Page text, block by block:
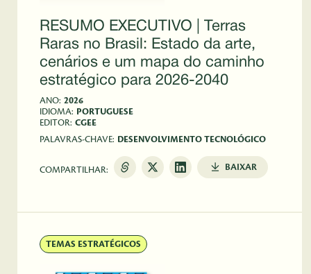
RESUMO EXECUTIVO | Terras
Raras no Brasil: Estado da arte,
cenários e um mapa do caminho
estratégico para 2026-2040
ANO: 2026
IDIOMA: PORTUGUESE
EDITOR: CGEE
PALAVRAS-CHAVE: DESENVOLVIMENTO TECNOLÓGICO
COMPARTILHAR: BAIXAR
TEMAS ESTRATÉGICOS